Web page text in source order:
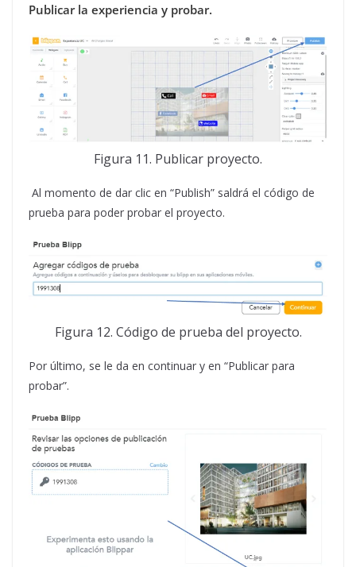
Publicar la experiencia y probar.
Figura 11. Publicar proyecto.
Al momento de dar clic en “Publish” saldrá el código de
prueba para poder probar el proyecto.
Figura 12. Código de prueba del proyecto.
Por último, se le da en continuar y en “Publicar para
probar”.